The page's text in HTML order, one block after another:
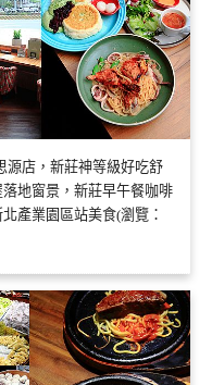
源店，新莊神等級好吃舒
地窗景，新莊早午餐咖啡
產業園區站美食(瀏覽：